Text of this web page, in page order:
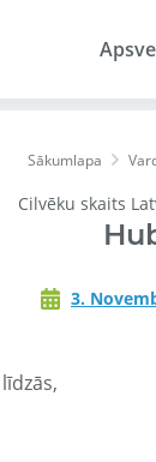
Sākumlapa
Cilvēku skaits
3.